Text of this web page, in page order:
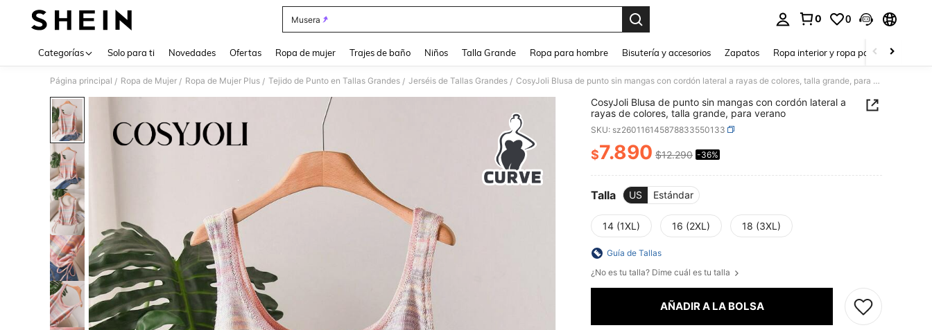
Musera
0 0
Categorías Solo para ti Novedades Ofertas Ropa de mujer Trajes de baño Niños Talla Grande Ropa para hombre Bisutería y accesorios Zapatos Ropa interior y ropa para dormir
Página principal / Ropa de Mujer / Ropa de Mujer Plus / Tejido de Punto en Tallas Grandes / Jerséis de Tallas Grandes / CosyJoli Blusa de punto sin mangas con cordón lateral a rayas de colores, talla grande, para verano
CosyJoli Blusa de punto sin mangas con cordón lateral a
rayas de colores, talla grande, para verano
SKU: sz260116145878833550133
PRICE AND AVAILABILITY
$7.890 $12.290 -36%
Talla US Estándar
14 (1XL) 16 (2XL) 18 (3XL)
Guía de Tallas
¿No es tu talla? Dime cuál es tu talla
AÑADIR A LA BOLSA